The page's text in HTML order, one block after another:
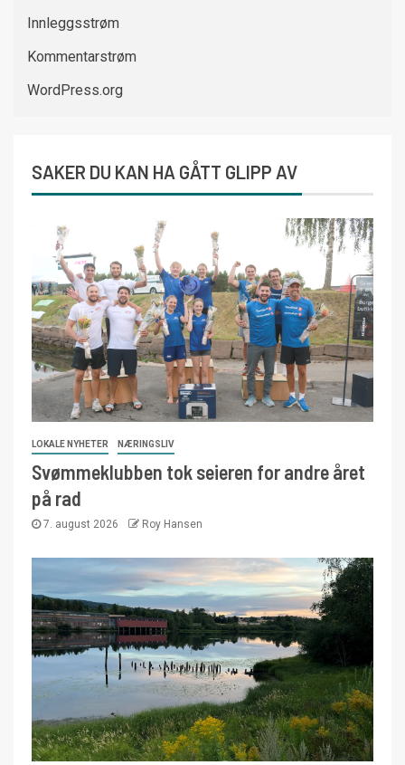
Innleggsstrøm
Kommentarstrøm
WordPress.org
SAKER DU KAN HA GÅTT GLIPP AV
LOKALE NYHETER NÆRINGSLIV
Svømmeklubben tok seieren for andre året
på rad
7. august 2026 Roy Hansen